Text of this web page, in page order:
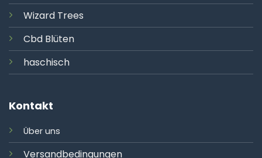
Wizard Trees
Cbd Blüten
haschisch
Kontakt
Über uns
Versandbedingungen